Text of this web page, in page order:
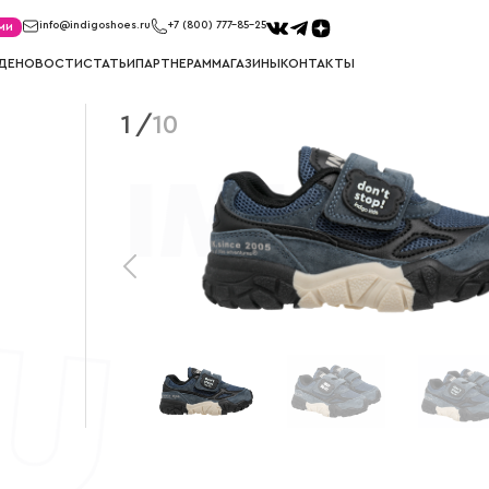
info@indigoshoes.ru +7 (800) 777-85-25
НОВОСТИСТАТЬИПАРТНЕРАММАГАЗИНЫКОНТАКТЫ
САНДАЛИИ
Сандалии для мальчиков
Сандалии для девочек Туфли для
МЕМБРАНА
Мембрана для мальчиков
Мембрана для девочек
УГГИ
Угги для
Угги для
1 /10